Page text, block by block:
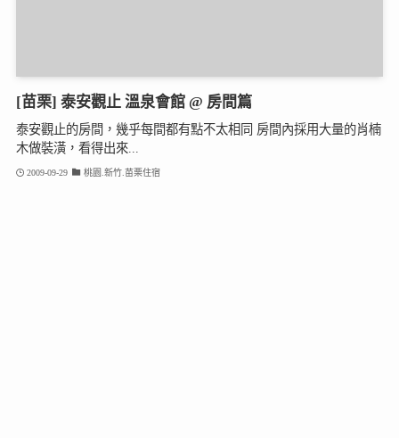
[苗栗] 泰安觀止 溫泉會館 @ 房間篇
泰安觀止的房間，幾乎每間都有點不太相同 房間內採用大量的肖楠
木做裝潢，看得出來...
2009-09-29 桃園.新竹.苗栗住宿